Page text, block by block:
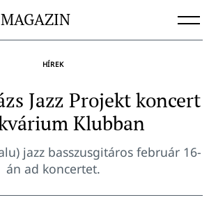
HÍREK
Jazz Projekt koncert
Klubban
jazz basszusgitáros február 16-
án ad koncertet.